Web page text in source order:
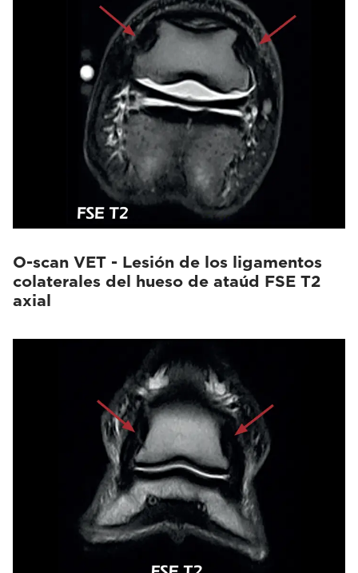
O-scan VET - Lesión de los ligamentos
colaterales del hueso de ataúd FSE T2
axial